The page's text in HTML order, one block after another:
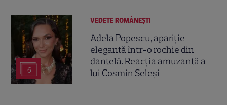
6
VEDETE ROMÂNEŞTI
Adela Popescu, apariție
elegantă într-o rochie din
dantelă. Reacția amuzantă a
lui Cosmin Seleși